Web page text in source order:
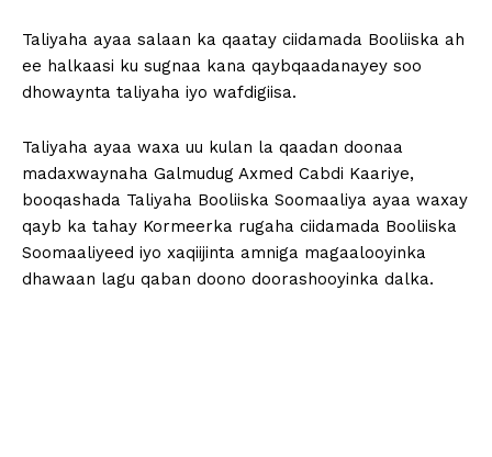
Taliyaha ayaa salaan ka qaatay ciidamada Booliiska ah
ee halkaasi ku sugnaa kana qaybqaadanayey soo
dhowaynta taliyaha iyo wafdigiisa.
Taliyaha ayaa waxa uu kulan la qaadan doonaa
madaxwaynaha Galmudug Axmed Cabdi Kaariye,
booqashada Taliyaha Booliiska Soomaaliya ayaa waxay
qayb ka tahay Kormeerka rugaha ciidamada Booliiska
Soomaaliyeed iyo xaqiijinta amniga magaalooyinka
dhawaan lagu qaban doono doorashooyinka dalka.